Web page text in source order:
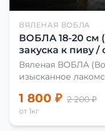
ВЯЛЕНАЯ ВОБЛА
ВОБЛА 18-20 см
закуска к пиву /
Вяленая ВОБЛА
изысканное
сделать вяленую
Для этого
современные
1 800 ₽ 2 200 ₽
от 1кг